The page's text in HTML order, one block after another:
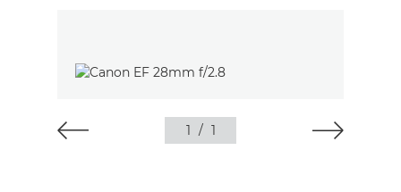
1 / 1